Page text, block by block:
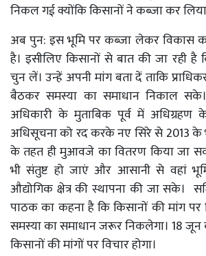
निकल गई क्योंकि किसानों ने कब्जा कर
अब पुन: इस भूमि पर कब्जा लेकर विकास
है। इसीलिए किसानों से बात की जा रही है
चुन लें। उन्हें अपनी मांग बता दें ताकि
बैठकर समस्या का समाधान निकाल
अधिकारी के मुताबिक पूर्व में
अधिसूचना को रद करके नए सिरे से 2013 के
के तहत ही मुआवजे का वितरण किया जा
भी संतुष्ट हो जाएं और आसानी से वहां
औद्योगिक क्षेत्र की स्थापना की जा सके।
पाठक का कहना है कि किसानों की मांग पर
समस्या का समाधान जरूर निकलेगा। 18 जून
किसानों की मांगों पर विचार होगा।